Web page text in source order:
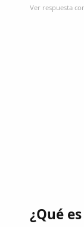
Ver respuesta
¿Qué